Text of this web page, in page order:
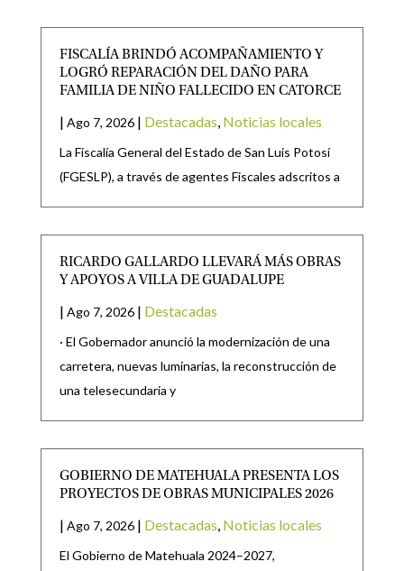
FISCALÍA BRINDÓ ACOMPAÑAMIENTO Y
LOGRÓ REPARACIÓN DEL DAÑO PARA
FAMILIA DE NIÑO FALLECIDO EN CATORCE
| Ago 7, 2026 | Destacadas, Noticias locales
La Fiscalía General del Estado de San Luis Potosí
(FGESLP), a través de agentes Fiscales adscritos a
RICARDO GALLARDO LLEVARÁ MÁS OBRAS
Y APOYOS A VILLA DE GUADALUPE
| Ago 7, 2026 | Destacadas
· El Gobernador anunció la modernización de una
carretera, nuevas luminarias, la reconstrucción de
una telesecundaria y
GOBIERNO DE MATEHUALA PRESENTA LOS
PROYECTOS DE OBRAS MUNICIPALES 2026
| Ago 7, 2026 | Destacadas, Noticias locales
El Gobierno de Matehuala 2024–2027,